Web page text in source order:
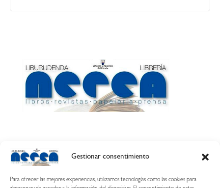
Gestionar consentimiento
Para ofrecer las mejores experiencias, utilizamos tecnologías como las cookies para
Calle Esquíroz, 27